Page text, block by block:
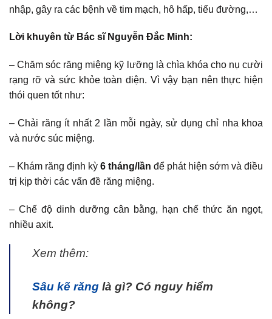
nhập, gây ra các bệnh về tim mạch, hô hấp, tiểu đường,…
Lời khuyên từ Bác sĩ Nguyễn Đắc Minh:
– Chăm sóc răng miệng kỹ lưỡng là chìa khóa cho nụ cười
rạng rỡ và sức khỏe toàn diện. Vì vậy bạn nên thực hiện
thói quen tốt như:
– Chải răng ít nhất 2 lần mỗi ngày, sử dụng chỉ nha khoa
và nước súc miệng.
– Khám răng định kỳ 6 tháng/lần để phát hiện sớm và điều
trị kịp thời các vấn đề răng miệng.
– Chế độ dinh dưỡng cân bằng, hạn chế thức ăn ngọt,
nhiều axit.
Xem thêm:
Sâu kẽ răng là gì? Có nguy hiểm
không?